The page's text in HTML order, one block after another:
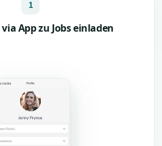
1
App zu Jobs einladen